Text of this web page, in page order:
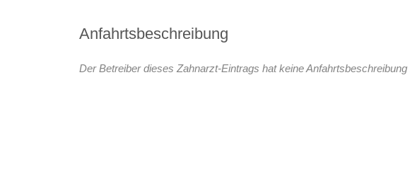
Anfahrtsbeschreibung
Der Betreiber dieses Zahnarzt-Eintrags hat keine Anfahrtsbeschreibung